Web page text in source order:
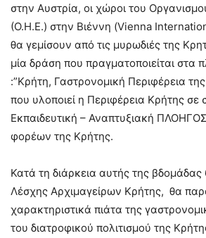
στην Αυστρία, οι χώροι του
(Ο.Η.Ε.) στην Βιέννη (Vienna
θα γεμίσουν από τις μυρωδιές της
μία δράση που πραγματοποιείται στα
:”Κρήτη, Γαστρονομική Περιφέρεια
που υλοποιεί η Περιφέρεια Κρήτης σε
Εκπαιδευτική – Αναπτυξιακή
φορέων της Κρήτης.
Κατά τη διάρκεια αυτής της
Λέσχης Αρχιμαγείρων Κρήτης, θα
χαρακτηριστικά πιάτα της
του διατροφικού πολιτισμού της